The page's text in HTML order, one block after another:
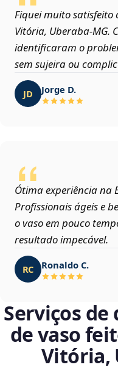
Fiquei muito satisfeito
Vitória, Uberaba‑MG.
identificaram o
sem sujeira ou
JD Jorge D.
Ótima experiência na
Profissionais ágeis e
o vaso em pouco
resultado impecável.
RC Ronaldo C.
Serviços
de vaso
Vitória,